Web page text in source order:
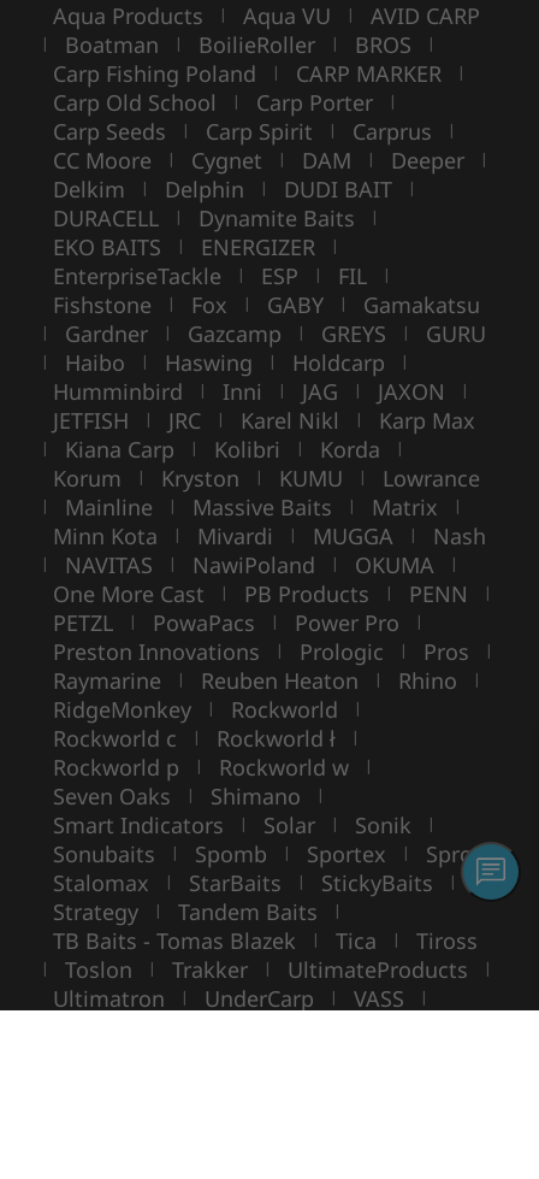
Aqua Products | Aqua VU | AVID CARP
| Boatman | BoilieRoller | BROS |
Carp Fishing Poland | CARP MARKER |
Carp Old School | Carp Porter |
Carp Seeds | Carp Spirit | Carprus |
CC Moore | Cygnet | DAM | Deeper |
Delkim | Delphin | DUDI BAIT |
DURACELL | Dynamite Baits |
EKO BAITS | ENERGIZER |
EnterpriseTackle | ESP | FIL |
Fishstone | Fox | GABY | Gamakatsu
| Gardner | Gazcamp | GREYS | GURU
| Haibo | Haswing | Holdcarp |
Humminbird | Inni | JAG | JAXON |
JETFISH | JRC | Karel Nikl | Karp Max
| Kiana Carp | Kolibri | Korda |
Korum | Kryston | KUMU | Lowrance
| Mainline | Massive Baits | Matrix |
Minn Kota | Mivardi | MUGGA | Nash
| NAVITAS | NawiPoland | OKUMA |
One More Cast | PB Products | PENN |
PETZL | PowaPacs | Power Pro |
Preston Innovations | Prologic | Pros |
Raymarine | Reuben Heaton | Rhino |
RidgeMonkey | Rockworld |
Rockworld c | Rockworld ł |
Rockworld p | Rockworld w |
Seven Oaks | Shimano |
Smart Indicators | Solar | Sonik |
Sonubaits | Spomb | Sportex | Spro |
Stalomax | StarBaits | StickyBaits |
Strategy | Tandem Baits |
TB Baits - Tomas Blazek | Tica | Tiross
| Toslon | Trakker | UltimateProducts |
Ultimatron | UnderCarp | VASS |